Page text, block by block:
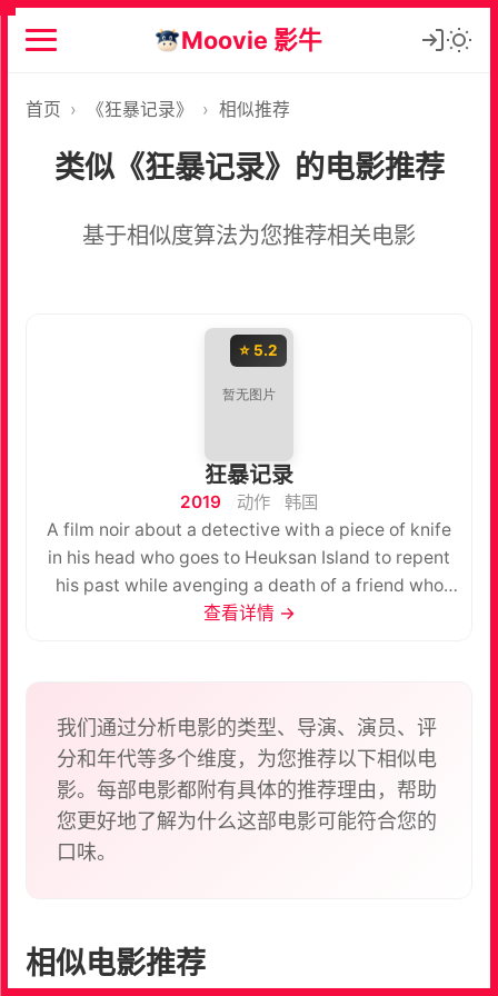
Moovie 影牛
首页 › 《狂暴记录》 › 相似推荐
类似《狂暴记录》的电影推荐
基于相似度算法为您推荐相关电影
⭐ 5.2
狂暴记录
2019 动作
韩国
A film noir about a detective with a piece of knife
in his head who goes to Heuksan Island to repent
his past while avenging a death of a friend who
died because of his corruption.
查看详情 →
我们通过分析电影的类型、导演、演员、评
分和年代等多个维度，为您推荐以下相似电
影。每部电影都附有具体的推荐理由，帮助
您更好地了解为什么这部电影可能符合您的
口味。
相似电影推荐